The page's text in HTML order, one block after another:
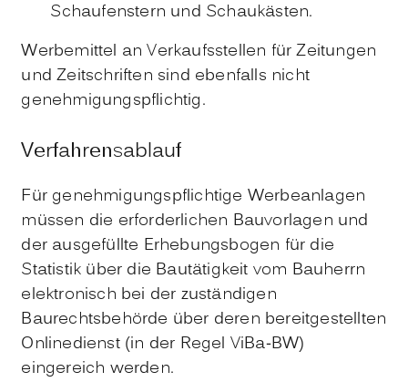
Schaufenstern und Schaukästen.
Werbemittel an Verkaufsstellen für Zeitungen
und Zeitschriften sind ebenfalls nicht
genehmigungspflichtig.
Verfahrensablauf
Für genehmigungspflichtige Werbeanlagen
müssen die erforderlichen Bauvorlagen und
der ausgefüllte Erhebungsbogen für die
Statistik über die Bautätigkeit vom Bauherrn
elektronisch bei der zuständigen
Baurechtsbehörde über deren bereitgestellten
Onlinedienst (in der Regel ViBa-BW)
eingereich werden.